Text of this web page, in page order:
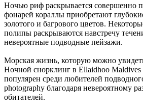
Ночью риф раскрывается совершенно
фонарей кораллы приобретают
золотого и багрового цветов.
полипы раскрываются навстречу
невероятные подводные пейзажи.
Морская жизнь, которую можно
Ночной снорклинг в Ellaidhoo Maldives
популярен среди любителей
photography благодаря невероятному
обитателей.